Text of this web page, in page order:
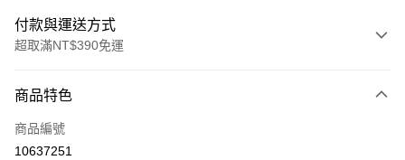
付款與運送方式
超取滿NT$390免運
信用卡一次付款
超商取貨付款
商品特色
商品編號
10637251